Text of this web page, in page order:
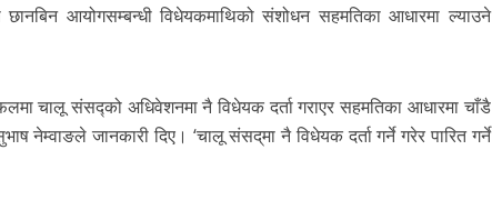
आयोगसम्बन्धी विधेयकमाथिको संशोधन सहमतिका आधारमा ल्याउने
चालू संसद्को अधिवेशनमा नै विधेयक दर्ता गराएर सहमतिका आधारमा चाँडै
जानकारी दिए। ‘चालू संसद्‌मा नै विधेयक दर्ता गर्ने गरेर पारित गर्ने